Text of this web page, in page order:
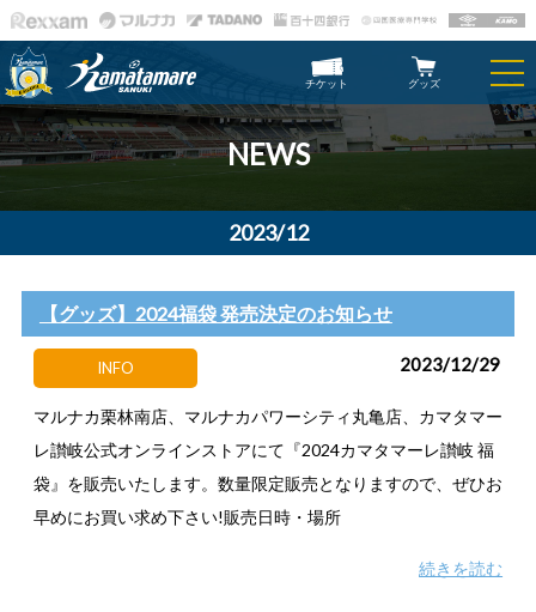
チケット グッズ
NEWS
2023/12
【グッズ】2024福袋 発売決定のお知らせ
INFO 2023/12/29
マルナカ栗林南店、マルナカパワーシティ丸亀店、カマタマー
レ讃岐公式オンラインストアにて『2024カマタマーレ讃岐 福
袋』を販売いたします。数量限定販売となりますので、ぜひお
早めにお買い求め下さい!販売日時・場所
続きを読む